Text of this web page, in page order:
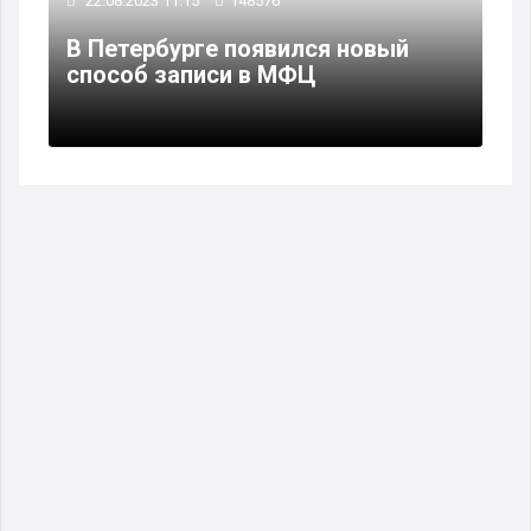
В Петербурге появился новый
способ записи в МФЦ